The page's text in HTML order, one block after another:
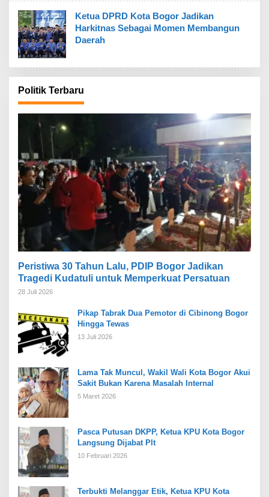
Ketua DPRD Kota Bogor Jadikan
Harkitnas Sebagai Momen Membangun
Daerah
Politik Terbaru
Peristiwa 30 Tahun Lalu, PDIP Bogor Jadikan
Tragedi Kudatuli untuk Memperkuat Persatuan
28 Juli 2026
Pikap Tabrak Dua Pemotor di Cibinong Bogor
Hingga Tewas
13 Juli 2026
Lama Tak Muncul, Wakil Wali Kota Bogor Akui
Sakit Bukan Karena Masalah Internal
5 Maret 2026
Pasca Putusan DKPP, Ketua KPU Kota Bogor
Langsung Dijabat Plt
10 Februari 2026
Terbukti Melanggar Etik, Ketua KPU Kota